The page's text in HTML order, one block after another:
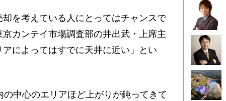
を考えている人にとってはチャンスで
カンテイ市場調査部の井出武・上席主
によってはすでに天井に近い」とい
の中心のエリアほど上がりが鈍ってきて